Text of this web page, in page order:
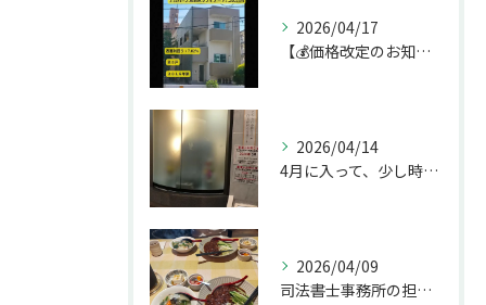
2026/04/17
【💰価格改定のお知らせ】
2026/04/14
4月に入って、少し時間ができたのでお墓参りへ。
2026/04/09
司法書士事務所の担当者が来訪されたので、会社から徒歩圏内の「...